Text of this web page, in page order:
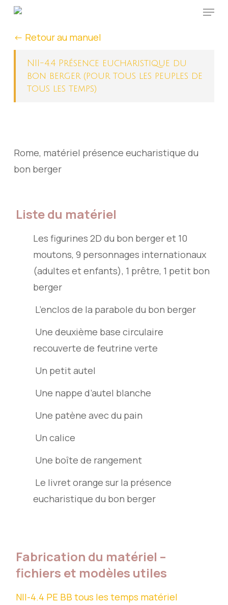
Skip
main
content
Menu
<- Retour au manuel
NII-4.4 Présence eucharistique du
bon berger (pour tous les peuples de
tous les temps)
Rome, matériel présence eucharistique du
bon berger
Liste du matériel
Les figurines 2D du bon berger et 10
moutons, 9 personnages internationaux
(adultes et enfants), 1 prêtre, 1 petit bon
berger
L’enclos de la parabole du bon berger
Une deuxième base circulaire
recouverte de feutrine verte
Un petit autel
Une nappe d’autel blanche
Une patène avec du pain
Un calice
Une boîte de rangement
Le livret orange sur la présence
eucharistique du bon berger
Fabrication du matériel –
fichiers et modèles utiles
NII-4.4 PE BB tous les temps matériel